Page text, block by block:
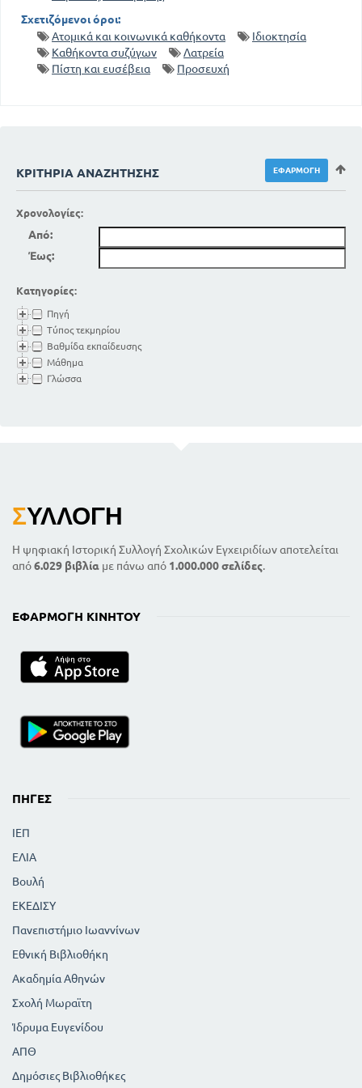
Σχετιζόμενοι όροι:
Ατομικά και κοινωνικά καθήκοντα
Ιδιοκτησία
Καθήκοντα συζύγων
Λατρεία
Πίστη και ευσέβεια
Προσευχή
ΚΡΙΤΉΡΙΑ ΑΝΑΖΉΤΗΣΗΣ
Χρονολογίες:
Από:
Έως:
Κατηγορίες:
Πηγή
Τύπος τεκμηρίου
Βαθμίδα εκπαίδευσης
Μάθημα
Γλώσσα
ΣΥΛΛΟΓΉ
Η ψηφιακή Ιστορική Συλλογή Σχολικών Εγχειριδίων αποτελείται
από6.029 βιβλία με πάνω από 1.000.000 σελίδες.
ΕΦΑΡΜΟΓΉ ΚΙΝΗΤΟΎ
ΠΗΓΈΣ
ΙΕΠ
ΕΛΙΑ
Βουλή
ΕΚΕΔΙΣΥ
Πανεπιστήμιο Ιωαννίνων
Εθνική Βιβλιοθήκη
Ακαδημία Αθηνών
Σχολή Μωραϊτη
Ίδρυμα Ευγενίδου
ΑΠΘ
Δημόσιες Βιβλιοθήκες